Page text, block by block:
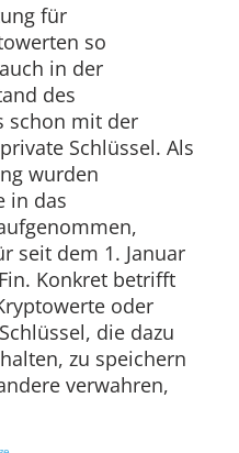
für
so
in der
des
schon mit der
Schlüssel. Als
wurden
in das
seit dem 1. Januar
Konkret betrifft
oder
die dazu
zu speichern
verwahren,